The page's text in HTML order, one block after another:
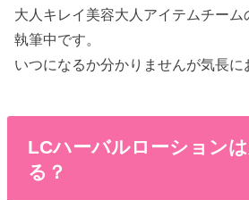
大人キレイ美容大人アイテムチーム
執筆中です。
いつになるか分かりませんが気長に
LCハーバルローション
る？